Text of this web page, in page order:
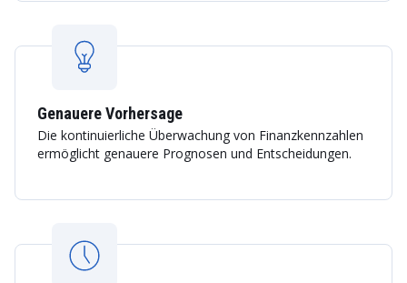
Genauere Vorhersage
Die kontinuierliche Überwachung von Finanzkennzahlen
ermöglicht genauere Prognosen und Entscheidungen.